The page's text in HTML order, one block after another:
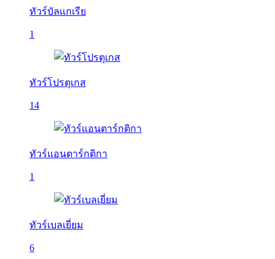
ทัวร์บัลเเกเรีย
1
ทัวร์โปรตุเกส
14
ทัวร์แอนตาร์กติกา
1
ทัวร์เบลเยี่ยม
6